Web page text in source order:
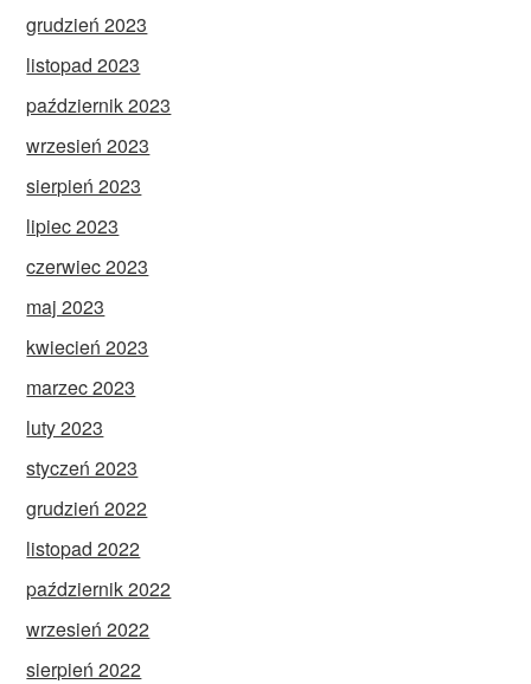
grudzień 2023
listopad 2023
październik 2023
wrzesień 2023
sierpień 2023
lipiec 2023
czerwiec 2023
maj 2023
kwiecień 2023
marzec 2023
luty 2023
styczeń 2023
grudzień 2022
listopad 2022
październik 2022
wrzesień 2022
sierpień 2022